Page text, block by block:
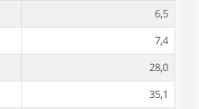
6,5
7,4
28,0
35,1